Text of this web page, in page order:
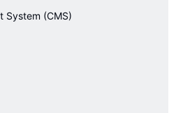
System (CMS)